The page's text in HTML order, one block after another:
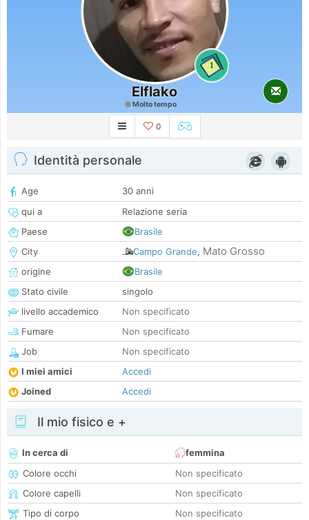
1
Elflako
Molto tempo
0
Identità personale
Age
30 anni
qui a
Relazione seria
Paese
Brasile
City
Campo Grande, Mato Grosso
origine
Brasile
Stato civile
singolo
livello accademico
Non specificato
Fumare
Non specificato
Job
Non specificato
I miei amici
Accedi
Joined
Accedi
Il mio fisico e +
In cerca di
femmina
Colore occhi
Non specificato
Colore capelli
Non specificato
Tipo di corpo
Non specificato